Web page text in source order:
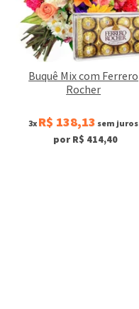
Buquê Mix com Ferrero
Rocher
3x R$ 138,13 sem juros
por R$ 414,40